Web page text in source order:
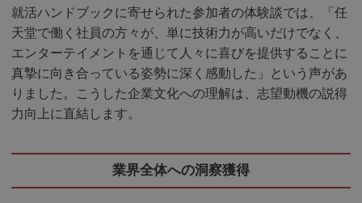
就活ハンドブックに寄せられた参加者の体験談では、「任
天堂で働く社員の方々が、単に技術力が高いだけでなく、
エンターテイメントを通じて人々に喜びを提供することに
真摯に向き合っている姿勢に深く感動した」という声があ
りました。こうした企業文化への理解は、志望動機の説得
力向上に直結します。
業界全体への洞察獲得